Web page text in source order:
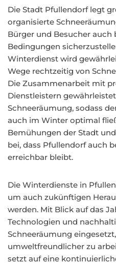
Die Stadt Pfullendorf legt
organisierte
Bürger und Besucher auch
Bedingungen
Winterdienst wird
Wege rechtzeitig von
Die Zusammenarbeit mit
Dienstleistern
Schneeräumung, sodass
auch im Winter optimal
Bemühungen der Stadt
bei, dass Pfullendorf auch
erreichbar bleibt.
Die Winterdienste in
um auch zukünftigen
werden. Mit Blick auf das
Technologien und
Schneeräumung
umweltfreundlicher zu
setzt auf eine